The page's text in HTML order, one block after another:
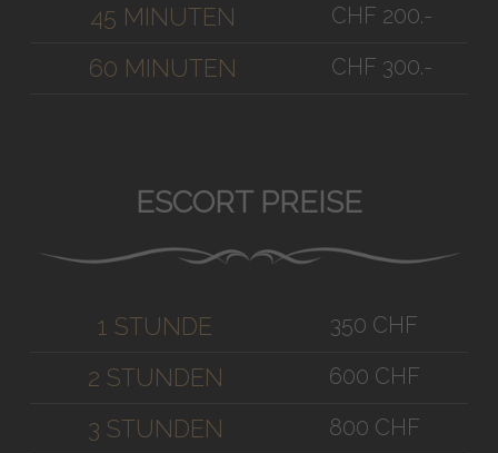
45 MINUTEN CHF 200.-
60 MINUTEN CHF 300.-
ESCORT PREISE
1 STUNDE 350 CHF
2 STUNDEN 600 CHF
3 STUNDEN 800 CHF